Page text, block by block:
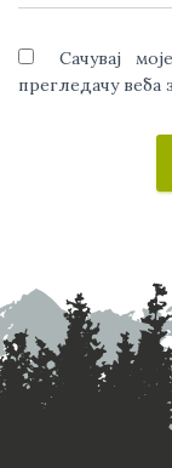
Сачувај
прегледачу